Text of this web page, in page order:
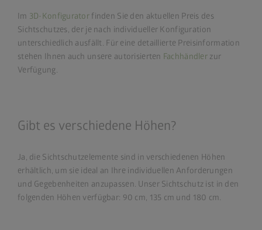
Im 3D-Konfigurator finden Sie den aktuellen Preis des
Sichtschutzes, der je nach individueller Konfiguration
unterschiedlich ausfällt. Für eine detaillierte Preisinformation
stehen Ihnen auch unsere autorisierten Fachhändler zur
Verfügung.
Gibt es verschiedene Höhen?
Ja, die Sichtschutzelemente sind in verschiedenen Höhen
erhältlich, um sie ideal an Ihre individuellen Anforderungen
und Gegebenheiten anzupassen. Unser Sichtschutz ist in den
folgenden Höhen verfügbar: 90 cm, 135 cm und 180 cm.